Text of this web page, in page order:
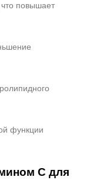
что повышает
функции
C для